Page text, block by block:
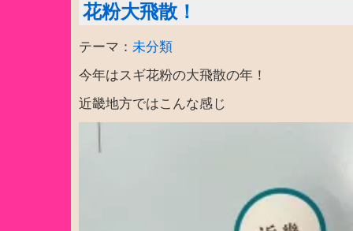
花粉大飛散！
テーマ： 未分類
今年はスギ花粉の大飛散の年！
近畿地方ではこんな感じ